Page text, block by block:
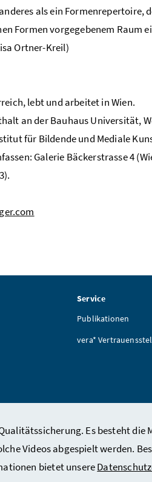
Es besteht
Videos abgespielt werden.
bietet unsere
als ein Formenrepertoire,
Formen vorgegebenem
Ortner-Kreil)
lebt und arbeitet in Wien.
an der Bauhaus Universität,
für Bildende und Mediale
Galerie Bäckerstrasse 4
Service
Publikationen
vera*